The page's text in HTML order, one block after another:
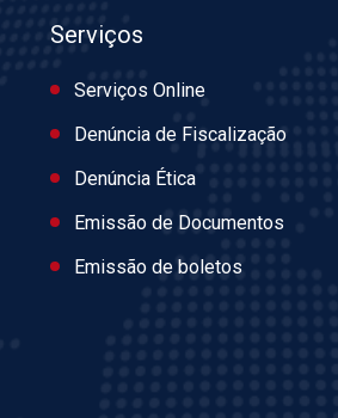
Serviços
Serviços Online
Denúncia de Fiscalização
Denúncia Ética
Emissão de Documentos
Emissão de boletos